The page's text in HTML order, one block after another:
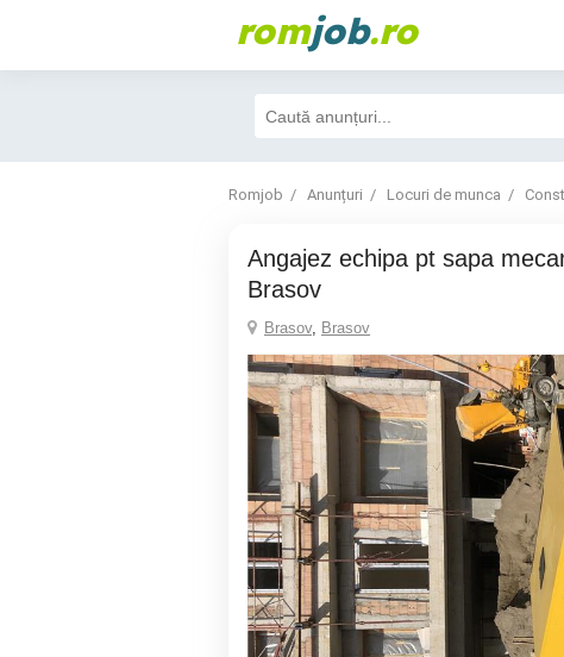
romjob.ro
Romjob Anunțuri Locuri de munca
Angajez echipa pt sapa mecanizată in
Brasov
Brasov, Brasov